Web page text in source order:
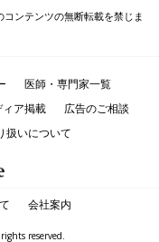
ンテンツの無断転載を禁じま
医師・専門家一覧
ア掲載
広告のご相談
扱いについて
会社案内
reserved.